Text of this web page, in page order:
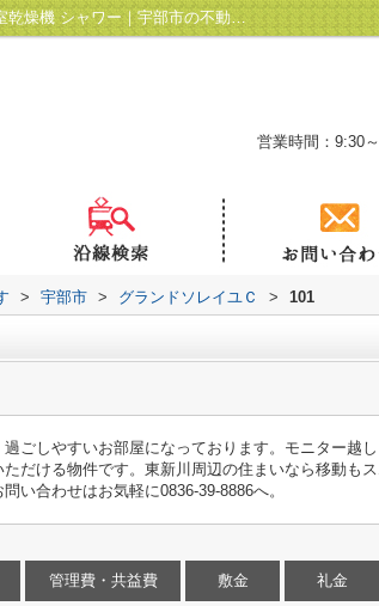
グランドソレイユＣ101｜防犯カメラ カウンターキッチン BS 浴室乾燥機 シャワー｜宇部市の不動産｜合同会社ライフクエスト
営業時間：9:30
> 宇部市 > グランドソレイユＣ > 101
ごしやすいお部屋になっております。モニター越
だける物件です。東新川周辺の住まいなら移動も
い合わせはお気軽に0836-39-8886へ。
管理費・共益費 敷金 礼金